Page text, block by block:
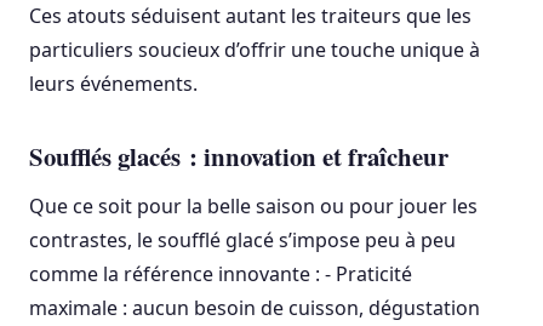
Ces atouts séduisent autant les traiteurs que les
particuliers soucieux d’offrir une touche unique à
leurs événements.
Soufflés glacés : innovation et fraîcheur
Que ce soit pour la belle saison ou pour jouer les
contrastes, le soufflé glacé s’impose peu à peu
comme la référence innovante : - Praticité
maximale : aucun besoin de cuisson, dégustation